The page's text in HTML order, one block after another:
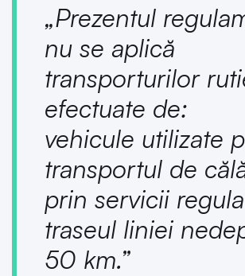
„Prezentul
nu se aplică
transporturilor
efectuate de:
vehicule utilizate
transportul de
prin servicii
traseul liniei
50 km.”